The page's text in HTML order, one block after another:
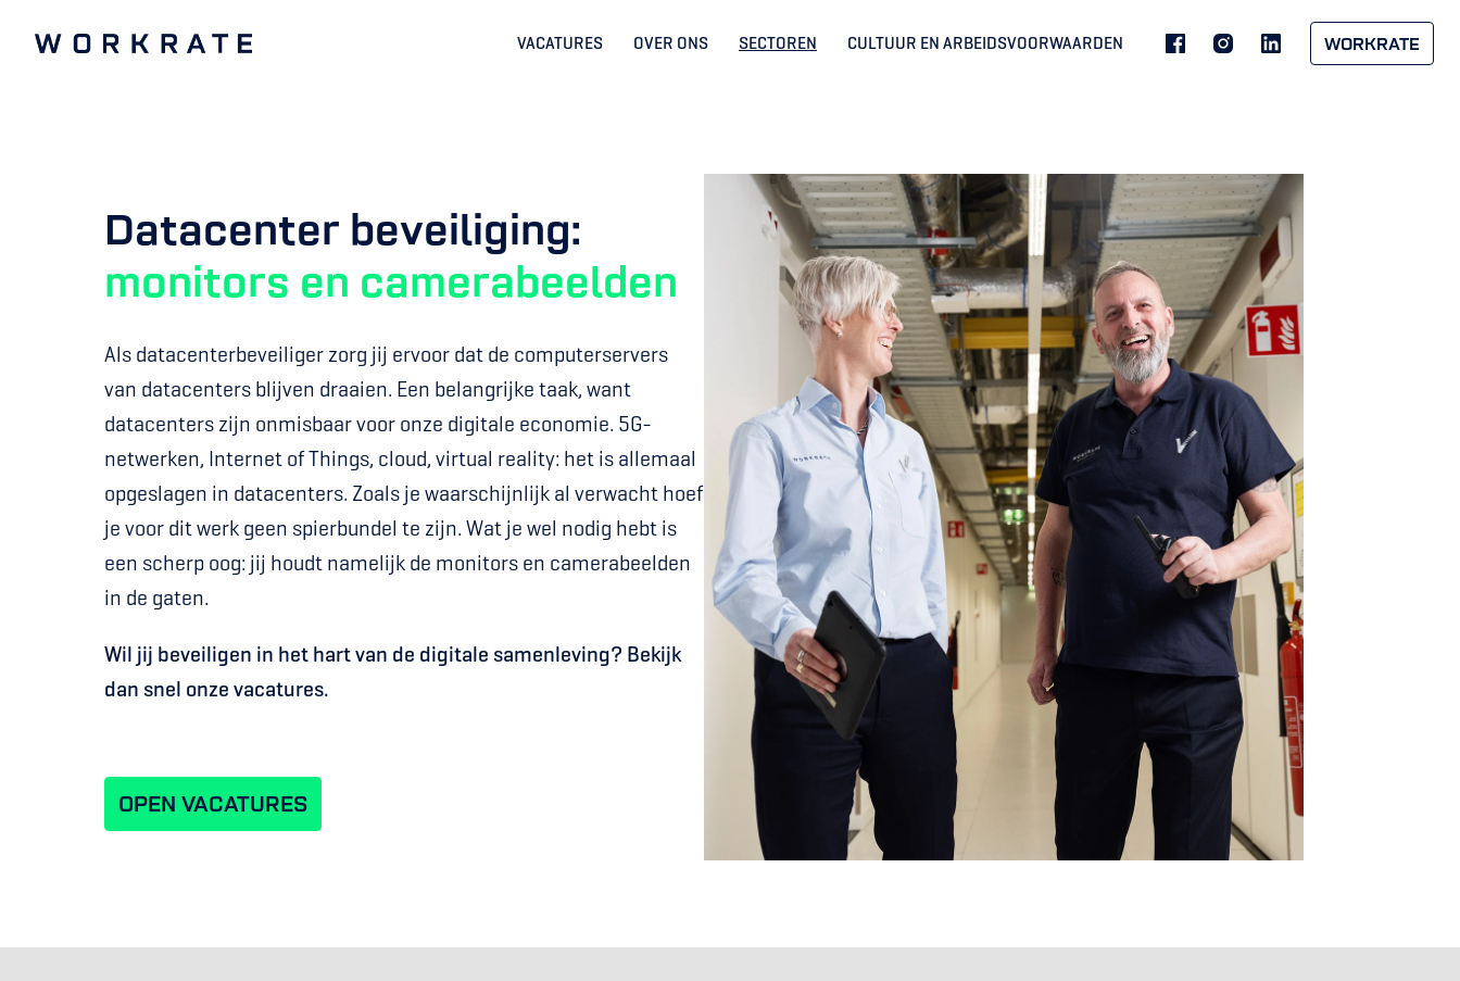
Homepagina
VACATURES OVER ONS SECTOREN CULTUUR EN ARBEIDSVOORWAARDEN WORKRATE
monitors en camerabeelden
Als datacenterbeveiliger zorg jij ervoor dat de computerservers
van datacenters blijven draaien. Een belangrijke taak, want
datacenters zijn onmisbaar voor onze digitale economie. 5G-
netwerken, Internet of Things, cloud, virtual reality: het is allemaal
opgeslagen in datacenters. Zoals je waarschijnlijk al verwacht hoef
je voor dit werk geen spierbundel te zijn. Wat je wel nodig hebt is
een scherp oog: jij houdt namelijk de monitors en camerabeelden
in de gaten.
Wil jij beveiligen in het hart van de digitale samenleving? Bekijk
dan snel onze vacatures.
OPEN VACATURES